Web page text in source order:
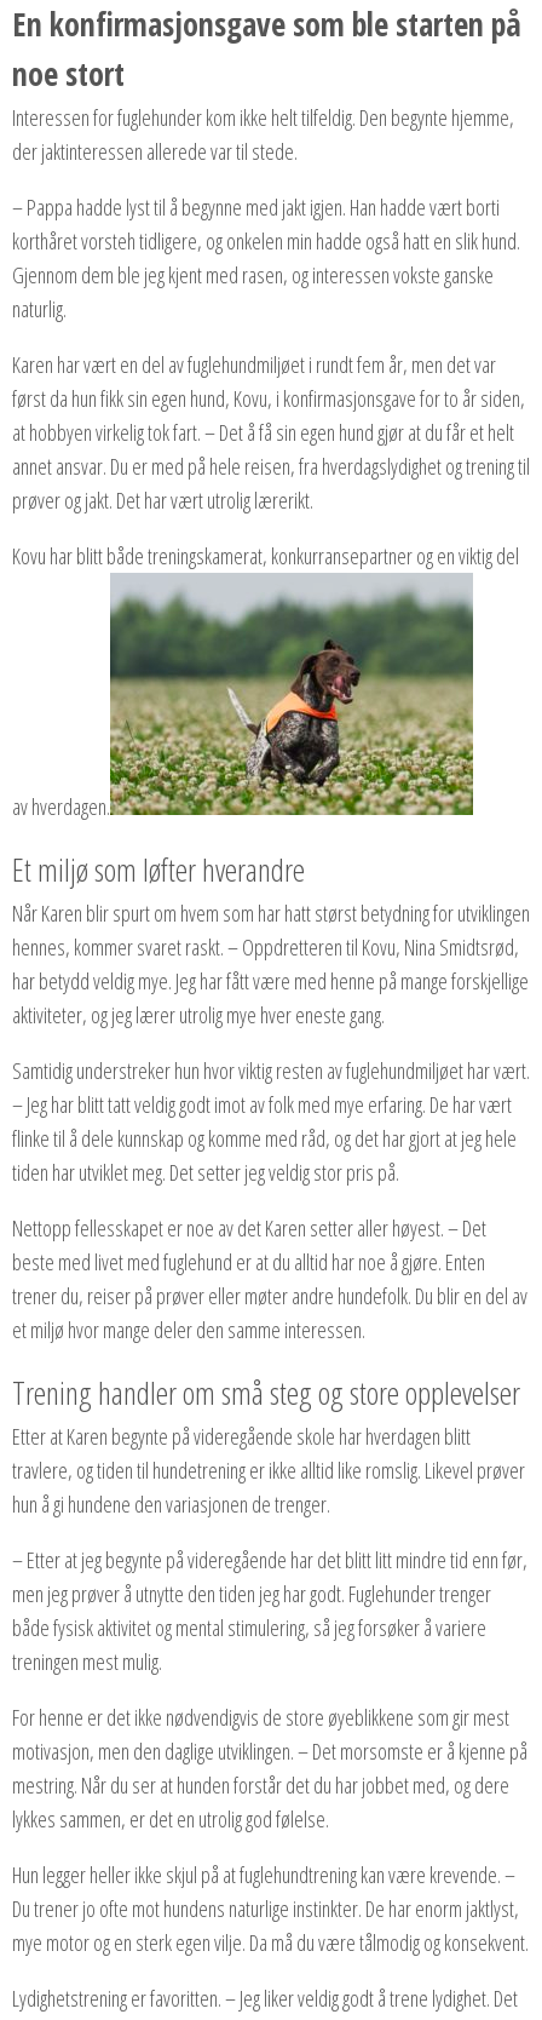
En konfirmasjonsgave som ble starten på
noe stort
Interessen for fuglehunder kom ikke helt tilfeldig. Den begynte hjemme,
der jaktinteressen allerede var til stede.
– Pappa hadde lyst til å begynne med jakt igjen. Han hadde vært borti
korthåret vorsteh tidligere, og onkelen min hadde også hatt en slik hund.
Gjennom dem ble jeg kjent med rasen, og interessen vokste ganske
naturlig.
Karen har vært en del av fuglehundmiljøet i rundt fem år, men det var
først da hun fikk sin egen hund, Kovu, i konfirmasjonsgave for to år siden,
at hobbyen virkelig tok fart. – Det å få sin egen hund gjør at du får et helt
annet ansvar. Du er med på hele reisen, fra hverdagslydighet og trening til
prøver og jakt. Det har vært utrolig lærerikt.
Kovu har blitt både treningskamerat, konkurransepartner og en viktig del
av hverdagen.
Et miljø som løfter hverandre
Når Karen blir spurt om hvem som har hatt størst betydning for utviklingen
hennes, kommer svaret raskt. – Oppdretteren til Kovu, Nina Smidtsrød,
har betydd veldig mye. Jeg har fått være med henne på mange forskjellige
aktiviteter, og jeg lærer utrolig mye hver eneste gang.
Samtidig understreker hun hvor viktig resten av fuglehundmiljøet har vært.
– Jeg har blitt tatt veldig godt imot av folk med mye erfaring. De har vært
flinke til å dele kunnskap og komme med råd, og det har gjort at jeg hele
tiden har utviklet meg. Det setter jeg veldig stor pris på.
Nettopp fellesskapet er noe av det Karen setter aller høyest. – Det
beste med livet med fuglehund er at du alltid har noe å gjøre. Enten
trener du, reiser på prøver eller møter andre hundefolk. Du blir en del av
et miljø hvor mange deler den samme interessen.
Trening handler om små steg og store opplevelser
Etter at Karen begynte på videregående skole har hverdagen blitt
travlere, og tiden til hundetrening er ikke alltid like romslig. Likevel prøver
hun å gi hundene den variasjonen de trenger.
– Etter at jeg begynte på videregående har det blitt litt mindre tid enn før,
men jeg prøver å utnytte den tiden jeg har godt. Fuglehunder trenger
både fysisk aktivitet og mental stimulering, så jeg forsøker å variere
treningen mest mulig.
For henne er det ikke nødvendigvis de store øyeblikkene som gir mest
motivasjon, men den daglige utviklingen. – Det morsomste er å kjenne på
mestring. Når du ser at hunden forstår det du har jobbet med, og dere
lykkes sammen, er det en utrolig god følelse.
Hun legger heller ikke skjul på at fuglehundtrening kan være krevende. –
Du trener jo ofte mot hundens naturlige instinkter. De har enorm jaktlyst,
mye motor og en sterk egen vilje. Da må du være tålmodig og konsekvent.
Lydighetstrening er favoritten.– Jeg liker veldig godt å trene lydighet. Det